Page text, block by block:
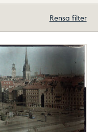
Rensa filter